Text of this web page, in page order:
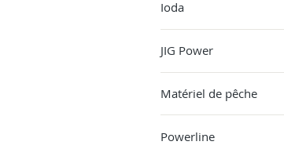
Ioda
JIG Power
Matériel de pêche
Powerline